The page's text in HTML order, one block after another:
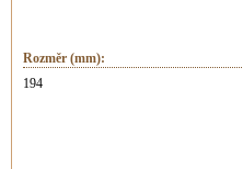
Rozměr (mm):
194